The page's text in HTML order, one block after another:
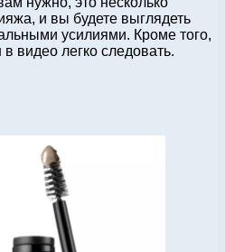
и вы будете выглядеть
усилиями. Кроме того,
видео легко следовать.